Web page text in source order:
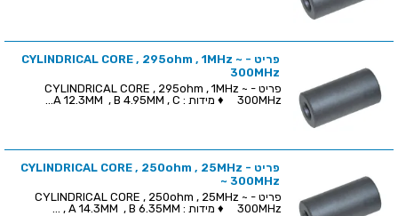
פריט - CYLINDRICAL CORE , 295ohm , 1MHz ~
300MHz
פריט - CYLINDRICAL CORE , 295ohm , 1MHz ~
300MHz ♦ מידות : A 12.3MM , B 4.95MM , C...
פריט - CYLINDRICAL CORE , 250ohm , 25MHz
~ 300MHz
פריט - CYLINDRICAL CORE , 250ohm , 25MHz ~
300MHz ♦ מידות : A 14.3MM , B 6.35MM , ...